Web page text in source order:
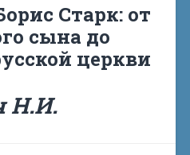
Старк: от
сына до
церкви
Н.И.